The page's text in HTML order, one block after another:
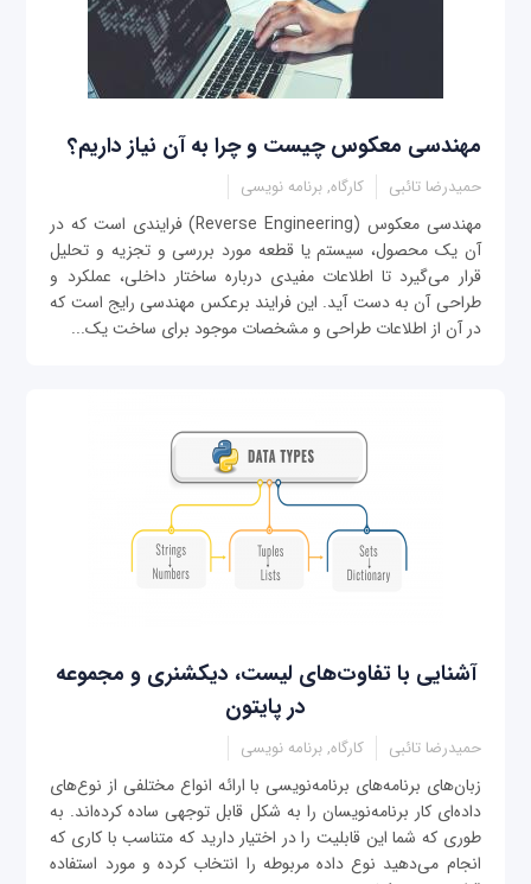
مهندسی معکوس چیست و چرا به آن نیاز داریم؟
حمیدرضا تائبی کارگاه, برنامه نویسی
مهندسی معکوس (Reverse Engineering) فرایندی است که در
آن یک محصول، سیستم یا قطعه مورد بررسی و تجزیه و تحلیل
قرار می‌گیرد تا اطلاعات مفیدی درباره ساختار داخلی، عملکرد و
طراحی آن به دست آید. این فرایند برعکس مهندسی رایج است که
در آن از اطلاعات طراحی و مشخصات موجود برای ساخت یک...
آشنایی با تفاوت‌های لیست، دیکشنری و مجموعه
در پایتون
حمیدرضا تائبی کارگاه, برنامه نویسی
زبان‌های برنامه‌های برنامه‌نویسی با ارائه انواع مختلفی از نوع‌های
داده‌ای کار برنامه‌نویسان را به شکل قابل توجهی ساده کرده‌اند. به
طوری که شما این قابلیت را در اختیار دارید که متناسب با کاری که
انجام می‌دهید نوع داده مربوطه را انتخاب کرده و مورد استفاده